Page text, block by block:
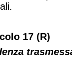
17 (R)